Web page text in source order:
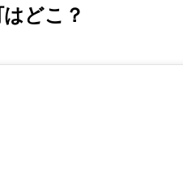
どこ？